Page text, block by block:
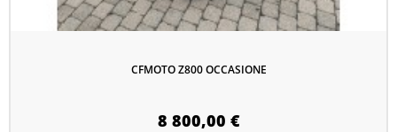
CFMOTO Z800 OCCASIONE
8 800,00 €